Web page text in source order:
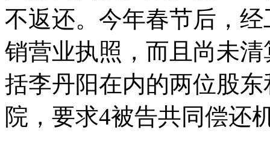
不返还。今年春节后，
销营业执照，而且尚未
括李丹阳在内的两位股
院，要求4被告共同偿还